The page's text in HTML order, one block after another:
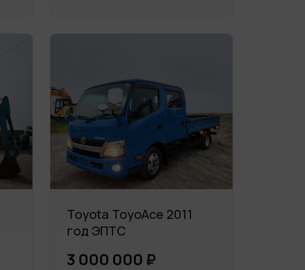
Toyota ToyoAce 2011
год ЭПТС
3 000 000 ₽